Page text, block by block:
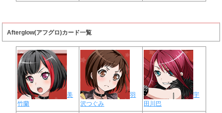
Afterglow(アフグロ)カード一覧
美
竹蘭
羽
沢つぐみ
宇
田川巴